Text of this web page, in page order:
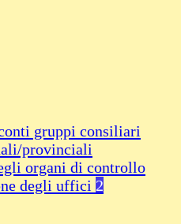
gruppi consiliari
provinciali
organi di controllo
degli uffici 2